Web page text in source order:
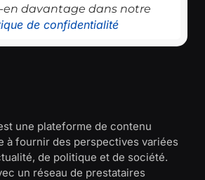
en davantage dans notre
de confidentialité
une plateforme de contenu
à fournir des perspectives variées
de politique et de société.
un réseau de prestataires